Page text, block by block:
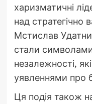
харизматичні
над
Мстислав
стали символами
незалежності,
уявленнями про
Ця подія також